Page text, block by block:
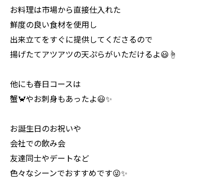
お料理は市場から直接仕入れた
鮮度の良い食材を使用し
出来立てをすぐに提供してくださるので
揚げたてアツアツの天ぷらがいただけるよ😃☝️
他にも春日コースは
蟹🦀やお刺身もあったよ😃✨
お誕生日のお祝いや
会社での飲み会
友達同士やデートなど
色々なシーンでおすすめです😜✨